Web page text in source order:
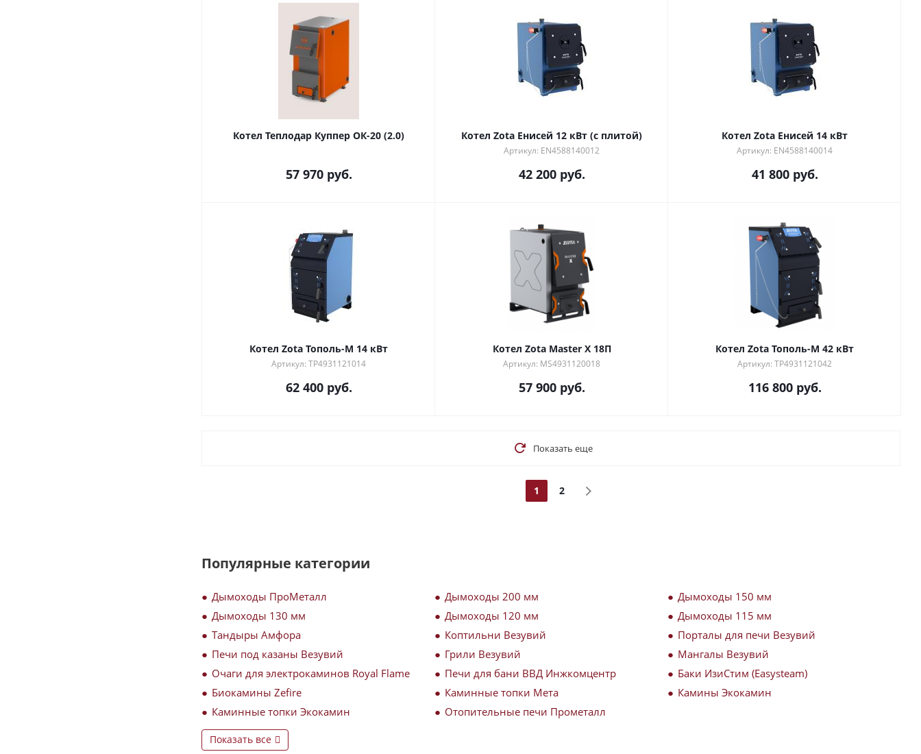
Котел Теплодар Куппер ОК-20 (2.0)
57 970руб.
Котел Zota Енисей 12 кВт (с плитой)
Артикул: EN4588140012
42 200руб.
Котел Zota Енисей 14 кВт
Артикул: EN4588140014
41 800руб.
Котел Zota Тополь-М 14 кВт
Артикул: TP4931121014
62 400руб.
Котел Zota Master X 18П
Артикул: MS4931120018
57 900руб.
Котел Zota Тополь-М 42 кВт
Артикул: TP4931121042
116 800руб.
Показать еще
1 2
Популярные категории
Дымоходы ПроМеталл Дымоходы 200 мм
Дымоходы 150 мм
Дымоходы 130 мм
Дымоходы 120 мм
Дымоходы 115 мм
Тандыры Амфора
Коптильни Везувий
Порталы для печи Везувий
Печи под казаны Везувий
Грили Везувий
Мангалы Везувий
Очаги для электрокаминов Royal Flame
Печи для бани ВВД Инжкомцентр
Баки ИзиСтим (Easysteam)
Биокамины Zefire
Каминные топки Мета
Камины Экокамин
Каминные топки Экокамин
Отопительные печи Прометалл
Показать все